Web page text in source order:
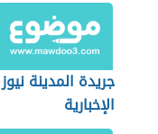
جريدة المدينة نيوز
الإخبارية